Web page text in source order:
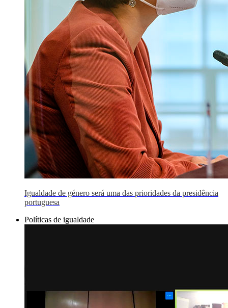
Igualdade de género será uma das prioridades da presidência
portuguesa
Políticas de igualdade